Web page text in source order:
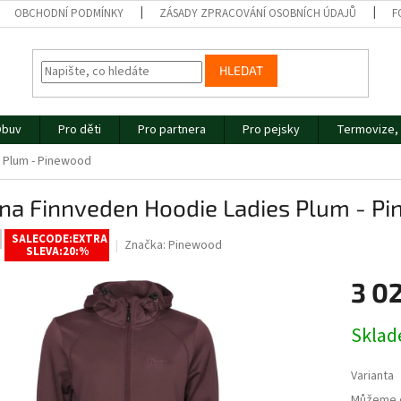
OBCHODNÍ PODMÍNKY ZÁSADY ZPRACOVÁNÍ OSOBNÍCH ÚDAJŮ
HLEDAT
Pro děti Pro partnera Pro pejsky
- Pinewood
Finnveden Hoodie Ladies Plum -
SALECODE:EXTRA
SLEVA:20:% Značka: Pinewood
3
cena:
Varianta